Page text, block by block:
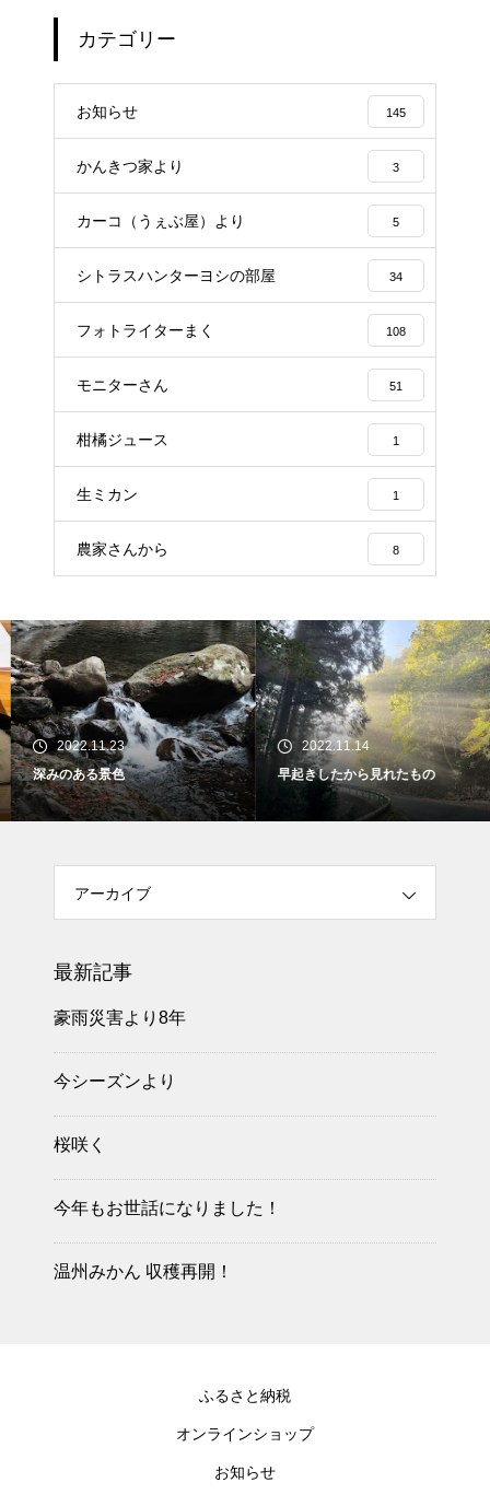
カテゴリー
お知らせ 145
かんきつ家より 3
カーコ（うぇぶ屋）より 5
シトラスハンターヨシの部屋 34
フォトライターまく 108
モニターさん 51
柑橘ジュース 1
生ミカン 1
農家さんから 8
2022.11.23
深みのある景色
2022.11.14
早起きしたから見れたもの
アーカイブ
最新記事
豪雨災害より8年
今シーズンより
桜咲く
今年もお世話になりました！
温州みかん 収穫再開！
ふるさと納税
オンラインショップ
お知らせ